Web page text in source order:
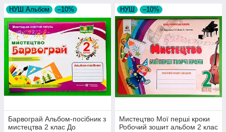
НУШ Альбом –10%
Барвограй Альбом-посібник з
мистецтва 2 клас До
НУШ –10%
Мистецтво Мої перші кроки
Робочий зошит альбом 2 клас